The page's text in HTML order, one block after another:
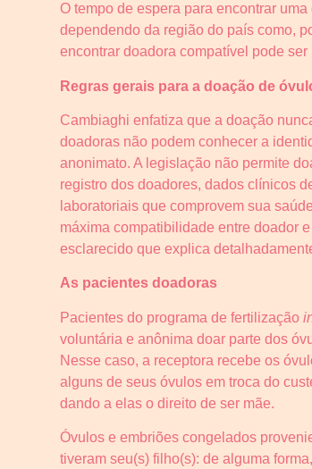
O tempo de espera para encontrar
dependendo da região do país como,
encontrar doadora compatível pode ser
Regras gerais para a doação de
Cambiaghi enfatiza que a doação
doadoras não podem conhecer a
anonimato. A legislação não permite
registro dos doadores, dados clínicos
laboratoriais que comprovem sua
máxima compatibilidade entre doador
esclarecido que explica
As pacientes doadoras
Pacientes do programa de fertilização
voluntária e anônima doar parte dos
Nesse caso, a receptora recebe os
alguns de seus óvulos em troca do
dando a elas o direito de ser mãe.
Óvulos e embriões congelados
tiveram seu(s) filho(s): de alguma